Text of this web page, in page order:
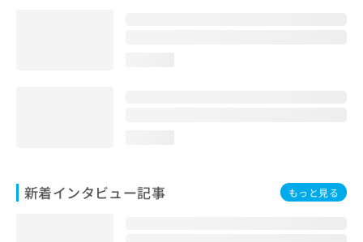
新着インタビュー記事 もっと見る